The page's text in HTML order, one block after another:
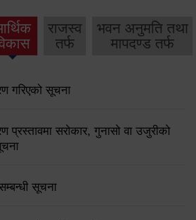
राजस्व
तर्फ
भवन अनुमति तथा
मापदण्ड तर्फ
गरिएको सूचना
प्रस्तावमा सरोकार, गुनासो वा उजुरीको
सूचना